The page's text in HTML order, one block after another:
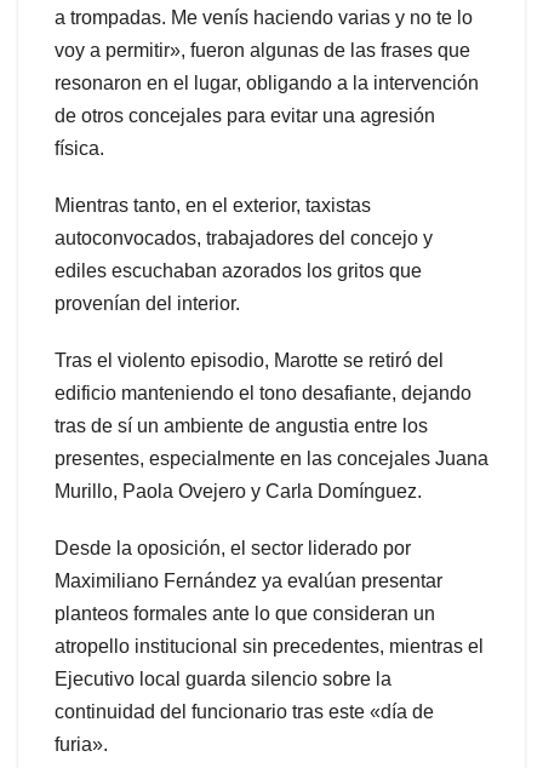
a trompadas. Me venís haciendo varias y no te lo
voy a permitir», fueron algunas de las frases que
resonaron en el lugar, obligando a la intervención
de otros concejales para evitar una agresión
física.
Mientras tanto, en el exterior, taxistas
autoconvocados, trabajadores del concejo y
ediles escuchaban azorados los gritos que
provenían del interior.
Tras el violento episodio, Marotte se retiró del
edificio manteniendo el tono desafiante, dejando
tras de sí un ambiente de angustia entre los
presentes, especialmente en las concejales Juana
Murillo, Paola Ovejero y Carla Domínguez.
Desde la oposición, el sector liderado por
Maximiliano Fernández ya evalúan presentar
planteos formales ante lo que consideran un
atropello institucional sin precedentes, mientras el
Ejecutivo local guarda silencio sobre la
continuidad del funcionario tras este «día de
furia».